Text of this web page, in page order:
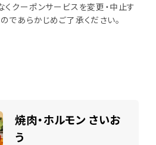
クーポンサービスを変更・中止す
であらかじめご了承ください。
焼肉・ホルモン さいお
う